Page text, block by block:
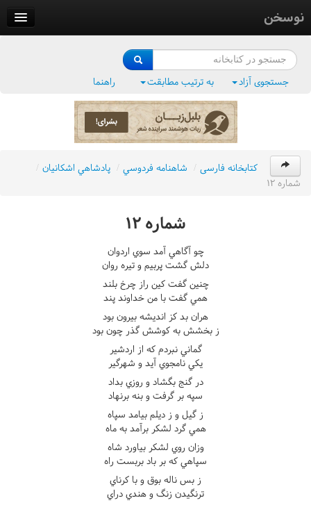
نوسخن
فرهنگ واژگان
جستجوی آزاد به ترتیب مطابقت راهنما
کتابخانه فارسی / شاهنامه فردوسي / پادشاهي اشکانيان /
شماره ١٢
شماره ١٢
چو آگاهي آمد سوي اردوان
دلش گشت پربيم و تيره روان
چنين گفت کين راز چرخ بلند
همي گفت با من خداوند پند
هران بد کز انديشه بيرون بود
ز بخشش به کوشش گذر چون بود
گماني نبردم که از اردشير
يکي نامجوي آيد و شهرگير
در گنج بگشاد و روزي بداد
سپه بر گرفت و بنه برنهاد
ز گيل و ز ديلم بيامد سپاه
همي گرد لشکر برآمد به ماه
وزان روي لشکر بياورد شاه
سپاهي که بر باد بربست راه
ز بس ناله بوق و با کرناي
ترنگيدن زنگ و هندي دراي